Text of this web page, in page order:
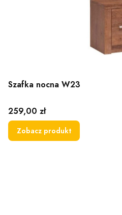
Szafka nocna W23
Cena
259,00 zł
Zobacz produkt